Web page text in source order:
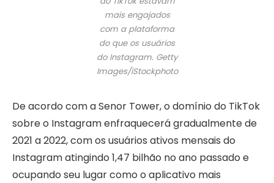
mais engajados
com a plataforma
do que os usuários
do Instagram. Getty
Images/iStockphoto
De acordo com a Senor Tower, o domínio do TikTok
sobre o Instagram enfraquecerá gradualmente de
2021 a 2022, com os usuários ativos mensais do
Instagram atingindo 1,47 bilhão no ano passado e
ocupando seu lugar como o aplicativo mais